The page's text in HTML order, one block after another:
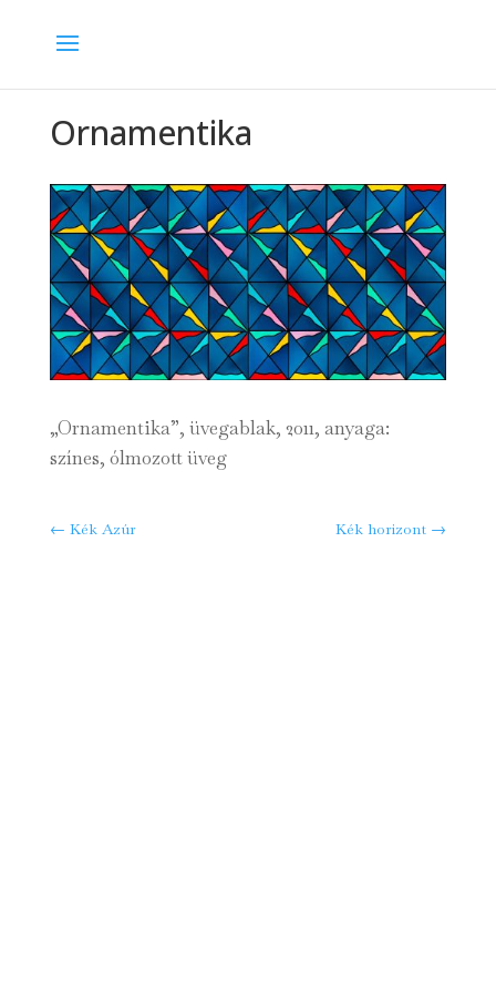
Ornamentika
„Ornamentika”, üvegablak, 2011, anyaga:
színes, ólmozott üveg
← Kék Azúr Kék horizont →